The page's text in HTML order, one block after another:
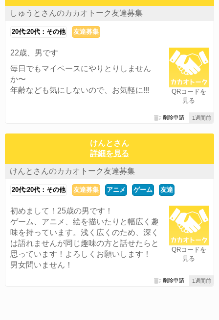
しゅうとさんのカカオトーク友達募集
20代:20代：その他 友達募集
QRコードを
見る
22歳、男です
毎日でもマイペースにやりとりしません
か〜
年齢なども気にしないので、お気軽に!!!
1週間前
削除申請
けんとさん
詳細を見る
けんとさんのカカオトーク友達募集
20代:20代：その他 友達募集 アニメ ゲーム 友達
QRコードを
見る
初めまして！25歳の男です！
ゲーム、アニメ、絵を描いたりと幅広く趣
味を持っています。浅く広くのため、深く
は語れませんが同じ趣味の方と話せたらと
思っています！よろしくお願いします！
男女問いません！
1週間前
削除申請